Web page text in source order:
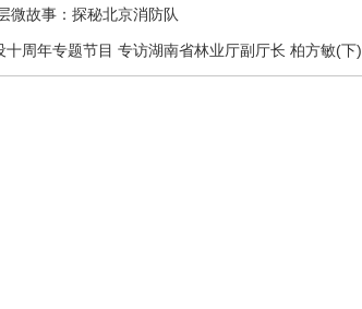
微故事：探秘北京消防队
十周年专题节目 专访湖南省林业厅副厅长 柏方敏(下)